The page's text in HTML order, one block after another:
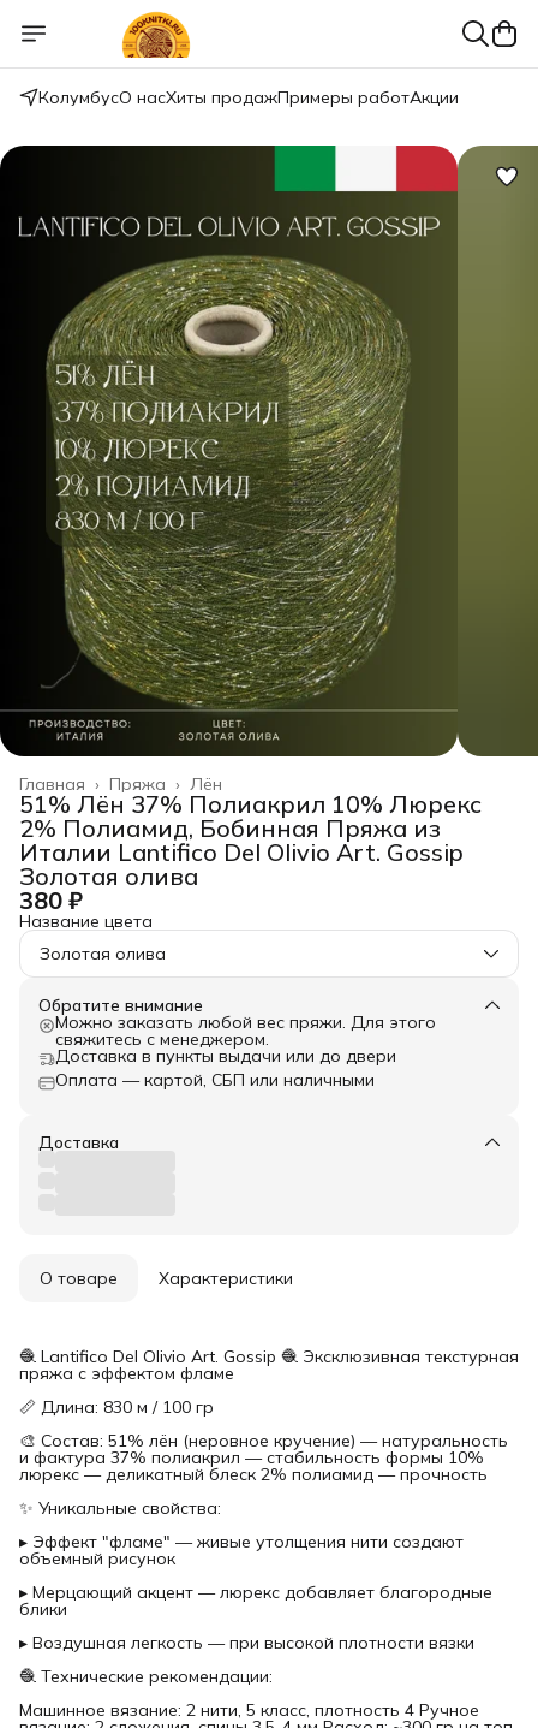
КолумбусО насХиты продажПримеры работАкции
Лён
Пряжа ›
Главная ›
51% Лён 37% Полиакрил 10% Люрекс
2% Полиамид, Бобинная Пряжа из
Италии Lantifico Del Olivio Art. Gossip
Золотая олива
380 ₽
Название цвета
Золотая олива
Обратите внимание
Можно заказать любой вес пряжи. Для этого
свяжитесь с менеджером.
Доставка в пункты выдачи или до двери
Оплата — картой, СБП или наличными
Доставка
О товаре Характеристики
🧶 Lantifico Del Olivio Art. Gossip 🧶 Эксклюзивная текстурная
пряжа с эффектом фламе
📏 Длина: 830 м / 100 гр
🎨 Состав: 51% лён (неровное кручение) — натуральность
и фактура 37% полиакрил — стабильность формы 10%
люрекс — деликатный блеск 2% полиамид — прочность
✨ Уникальные свойства:
▸ Эффект "фламе" — живые утолщения нити создают
объемный рисунок
▸ Мерцающий акцент — люрекс добавляет благородные
блики
▸ Воздушная легкость — при высокой плотности вязки
🧶 Технические рекомендации:
Машинное вязание: 2 нити, 5 класс, плотность 4 Ручное